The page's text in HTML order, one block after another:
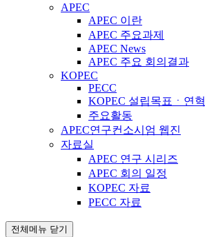
APEC
APEC 이란
APEC 주요과제
APEC News
APEC 주요 회의결과
KOPEC
PECC
KOPEC 설립목표ㆍ연혁
주요활동
APEC연구컨소시엄 웹진
자료실
APEC 연구 시리즈
APEC 회의 일정
KOPEC 자료
PECC 자료
전체메뉴 닫기